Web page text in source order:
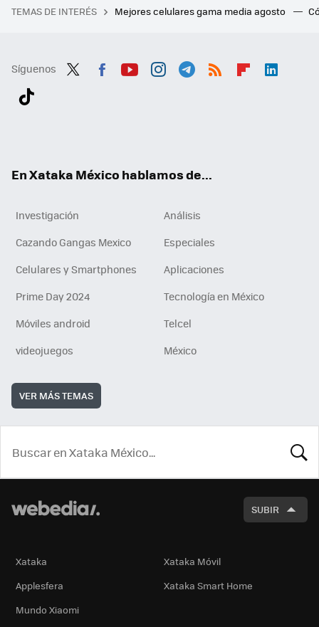
TEMAS DE INTERÉS Mejores celulares gama media agosto
Síguenos
En Xataka México hablamos de...
Investigación
Análisis
Cazando Gangas Mexico
Especiales
Celulares y Smartphones
Aplicaciones
Prime Day 2024
Tecnología en México
Móviles android
Telcel
videojuegos
México
VER MÁS TEMAS
SUBIR
Xataka
Xataka Móvil
Applesfera
Xataka Smart Home
Mundo Xiaomi